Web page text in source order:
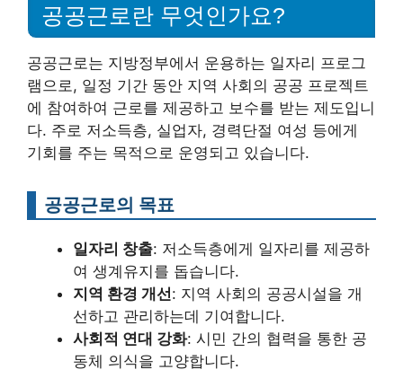
공공근로란 무엇인가요?
공공근로는 지방정부에서 운용하는 일자리 프로그
램으로, 일정 기간 동안 지역 사회의 공공 프로젝트
에 참여하여 근로를 제공하고 보수를 받는 제도입니
다. 주로 저소득층, 실업자, 경력단절 여성 등에게
기회를 주는 목적으로 운영되고 있습니다.
공공근로의 목표
일자리 창출: 저소득층에게 일자리를 제공하
여 생계유지를 돕습니다.
지역 환경 개선: 지역 사회의 공공시설을 개
선하고 관리하는데 기여합니다.
사회적 연대 강화: 시민 간의 협력을 통한 공
동체 의식을 고양합니다.